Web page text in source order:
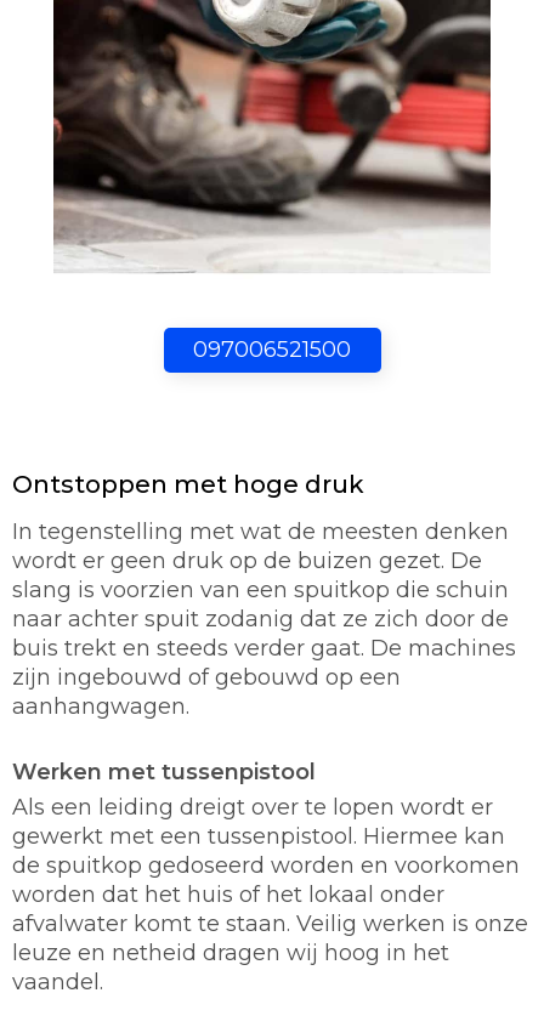
097006521500
Ontstoppen met hoge druk
In tegenstelling met wat de meesten denken
wordt er geen druk op de buizen gezet. De
slang is voorzien van een spuitkop die schuin
naar achter spuit zodanig dat ze zich door de
buis trekt en steeds verder gaat. De machines
zijn ingebouwd of gebouwd op een
aanhangwagen.
Werken met tussenpistool
Als een leiding dreigt over te lopen wordt er
gewerkt met een tussenpistool. Hiermee kan
de spuitkop gedoseerd worden en voorkomen
worden dat het huis of het lokaal onder
afvalwater komt te staan. Veilig werken is onze
leuze en netheid dragen wij hoog in het
vaandel.